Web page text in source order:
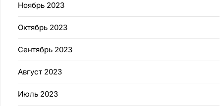
Ноябрь 2023
Октябрь 2023
Сентябрь 2023
Август 2023
Июль 2023